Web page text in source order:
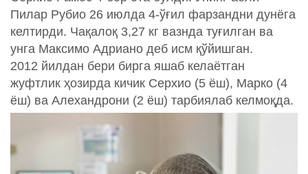
Пилар Рубио 26 июлда 4-ўғил фарзандни дунёга
келтирди. Чақалоқ 3,27 кг вазнда туғилган ва
унга Максимо Адриано деб исм қўйишган.
2012 йилдан бери бирга яшаб келаётган
жуфтлик ҳозирда кичик Серхио (5 ёш), Марко (4
ёш) ва Алехандрони (2 ёш) тарбиялаб келмоқда.